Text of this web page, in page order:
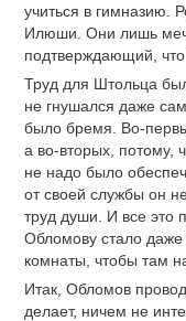
учиться в гимназию.
Илюши. Они лишь
подтверждающий, что
Труд для Штольца
не гнушался даже
было бремя. Во-
а во-вторых, потому,
не надо было
от своей службы он
труд души. И все это
Обломову стало даже
комнаты, чтобы там
Итак, Обломов
делает, ничем не